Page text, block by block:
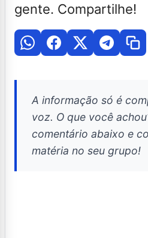
gente. Compartilhe!
A informação só é
voz. O que você
comentário abaixo e
matéria no seu grupo!